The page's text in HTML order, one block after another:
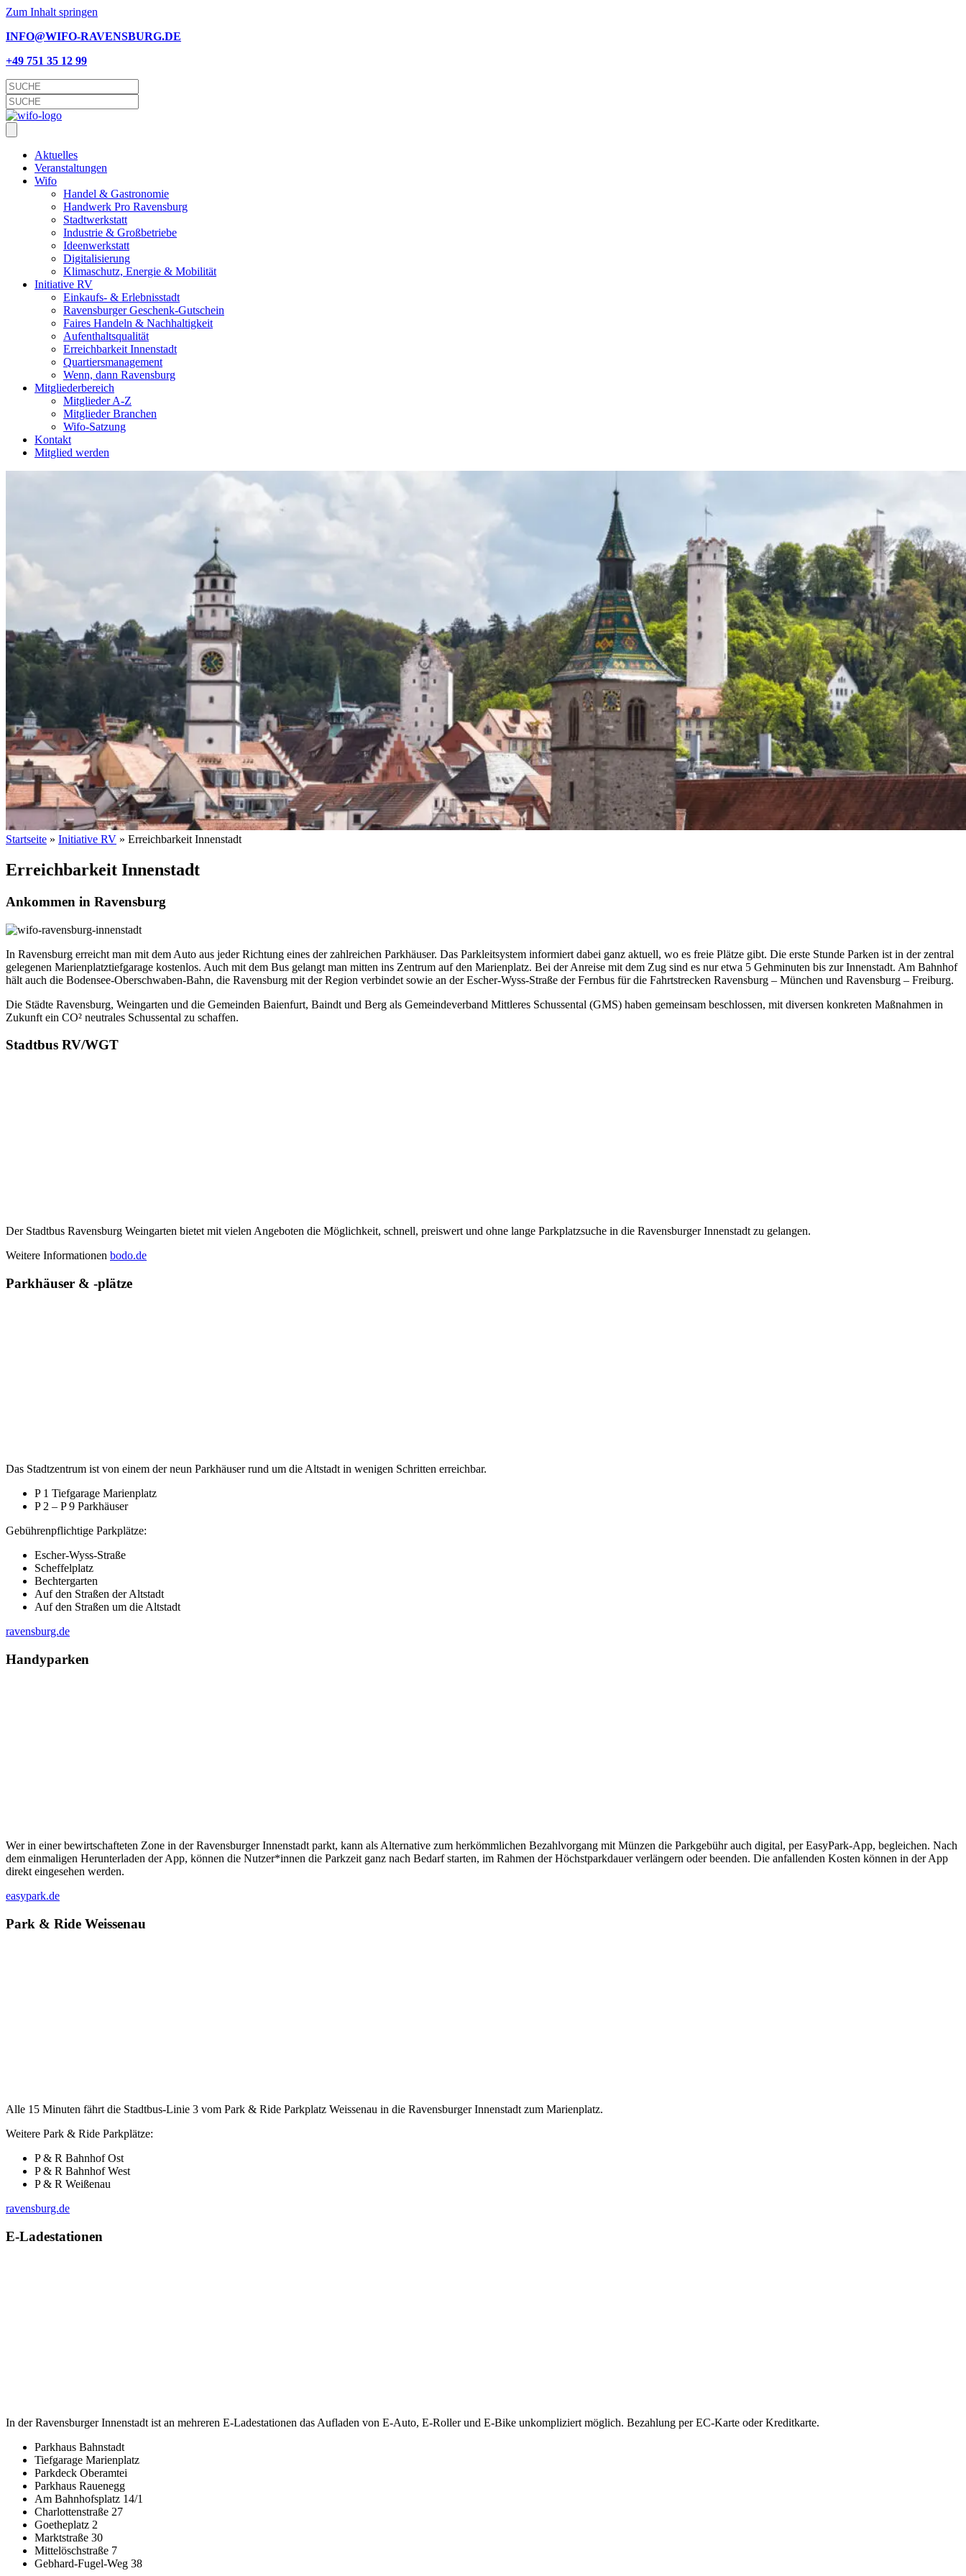
Zum Inhalt springen
INFO@WIFO-RAVENSBURG.DE
+49 751 35 12 99
Aktu­el­les
Ver­an­stal­tun­gen
Wifo
Han­del & Gastronomie
Hand­werk Pro Ravensburg
Stadt­werk­statt
Indus­trie & Großbetriebe
Ideen­werk­statt
Digi­ta­li­sie­rung
Kli­ma­schutz, Ener­gie & Mobilität
Initia­ti­ve RV
Einkaufs- & Erlebnisstadt
Ravens­bur­ger Geschenk-Gutschein
Fai­res Han­deln & Nachhaltigkeit
Auf­ent­halts­qua­li­tät
Erreich­bar­keit Innenstadt
Quar­tiers­ma­nage­ment
Wenn, dann Ravensburg
Mit­glie­der­be­reich
Mit­glie­der A‑Z
Mit­glie­der Branchen
Wifo-Sat­­zung
Kon­takt
Mit­glied werden
Start­sei­te » Initia­ti­ve RV » Erreich­bar­keit Innenstadt
Erreich­bar­keit Innenstadt
Ankom­men in Ravensburg
In Ravens­burg erreicht man mit dem Auto aus jeder Rich­tung eines der zahl­rei­chen Park­häu­ser. Das Park­leit­sys­tem infor­miert dabei ganz aktu­ell, wo es freie Plät­ze gibt. Die ers­te Stun­de Par­ken ist in der zen­tral
gele­ge­nen Mari­en­platz­tief­ga­ra­ge kos­ten­los. Auch mit dem Bus gelangt man mit­ten ins Zen­trum auf den Mari­en­platz. Bei der Anrei­se mit dem Zug sind es nur etwa 5 Geh­mi­nu­ten bis zur Innen­stadt. Am Bahn­hof
hält auch die Boden­see-Ober­schwa­ben-Bahn, die Ravens­burg mit der Regi­on ver­bin­det sowie an der Escher-Wyss-Stra­ße der Fern­bus für die Fahrt­stre­cken Ravens­burg – Mün­chen und Ravens­burg – Freiburg.
Die Städ­te Ravens­burg, Wein­gar­ten und die Gemein­den Bai­en­furt, Baindt und Berg als Gemein­de­ver­band Mitt­le­res Schus­sen­tal (GMS) haben gemein­sam beschlos­sen, mit diver­sen kon­kre­ten Maß­nah­men in
Zukunft ein CO² neu­tra­les Schus­sen­tal zu schaffen.
Stadt­bus RV/WGT
Der Stadt­bus Ravens­burg Wein­gar­ten bie­tet mit vie­len Ange­bo­ten die Mög­lich­keit, schnell, preis­wert und ohne lan­ge Park­platz­su­che in die Ravens­bur­ger Innen­stadt zu gelangen.
Wei­te­re Infor­ma­tio­nen bodo.de
Park­häu­ser & ‑plät­ze
Das Stadt­zen­trum ist von einem der neun Park­häu­ser rund um die Alt­stadt in weni­gen Schrit­ten erreichbar.
P 1 Tief­ga­ra­ge Marienplatz
P 2 – P 9 Parkhäuser
Gebüh­ren­pflich­ti­ge Parkplätze:
Escher-Wyss-Stra­ße
Schef­fel­platz
Bech­ter­gar­ten
Auf den Stra­ßen der Altstadt
Auf den Stra­ßen um die Altstadt
ravensburg.de
Han­dy­par­ken
Wer in einer bewirt­schaf­te­ten Zone in der Ravens­bur­ger Innen­stadt parkt, kann als Alter­na­ti­ve zum her­kömm­li­chen Bezahl­vor­gang mit Mün­zen die Park­ge­bühr auch digi­tal, per Easy­Park-App, beglei­chen. Nach
dem ein­ma­li­gen Her­un­ter­la­den der App, kön­nen die Nutzer*innen die Park­zeit ganz nach Bedarf star­ten, im Rah­men der Höchst­park­dau­er ver­län­gern oder been­den. Die anfal­len­den Kos­ten kön­nen in der App
direkt ein­ge­se­hen werden.
easypark.de
Park & Ride Weissenau
Alle 15 Minu­ten fährt die Stadt­bus-Linie 3 vom Park & Ride Park­platz Weis­se­nau in die Ravens­bur­ger Innen­stadt zum Marienplatz.
Wei­te­re Park & Ride Parkplätze:
P & R Bahn­hof Ost
P & R Bahn­hof West
P & R Weißenau
ravensburg.de
E‑Ladestationen
In der Ravens­bur­ger Innen­stadt ist an meh­re­ren E‑Ladestationen das Auf­la­den von E‑Auto, E‑Roller und E‑Bike unkom­pli­ziert mög­lich. Bezah­lung per EC-Kar­te oder Kreditkarte.
Park­haus Bahnstadt
Tief­ga­ra­ge Marienplatz
Park­deck Oberamtei
Park­haus Rauenegg
Am Bahn­hofs­platz 14/1
Char­lot­ten­stra­ße 27
Goe­the­platz 2
Markt­stra­ße 30
Mit­telösch­stra­ße 7
Geb­hard-Fugel-Weg 38